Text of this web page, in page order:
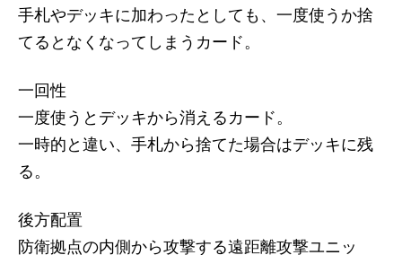
手札やデッキに加わったとしても、一度使うか捨
てるとなくなってしまうカード。
一回性
一度使うとデッキから消えるカード。
一時的と違い、手札から捨てた場合はデッキに残
る。
後方配置
防衛拠点の内側から攻撃する遠距離攻撃ユニッ